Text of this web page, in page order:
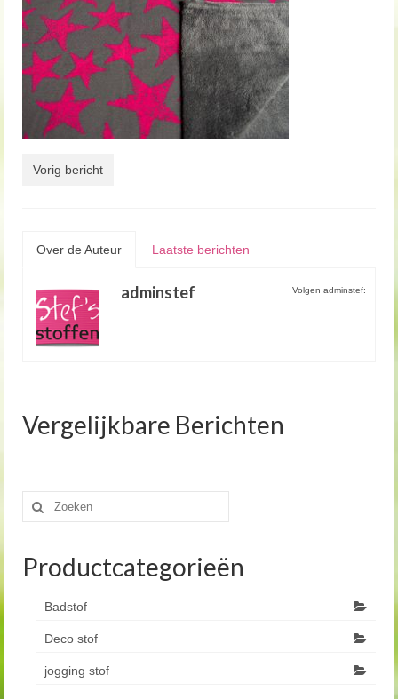
Vorig bericht
Over de Auteur Laatste berichten
Volgen adminstef:
adminstef
Vergelijkbare Berichten
Zoeken
naar:
Productcategorieën
Badstof
Deco stof
jogging stof